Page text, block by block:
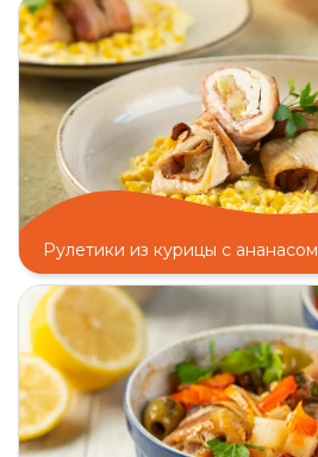
Рулетики из курицы с ананасом